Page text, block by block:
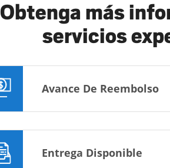
Obtenga más
servicios
Avance De Reembolso
Entrega Disponible